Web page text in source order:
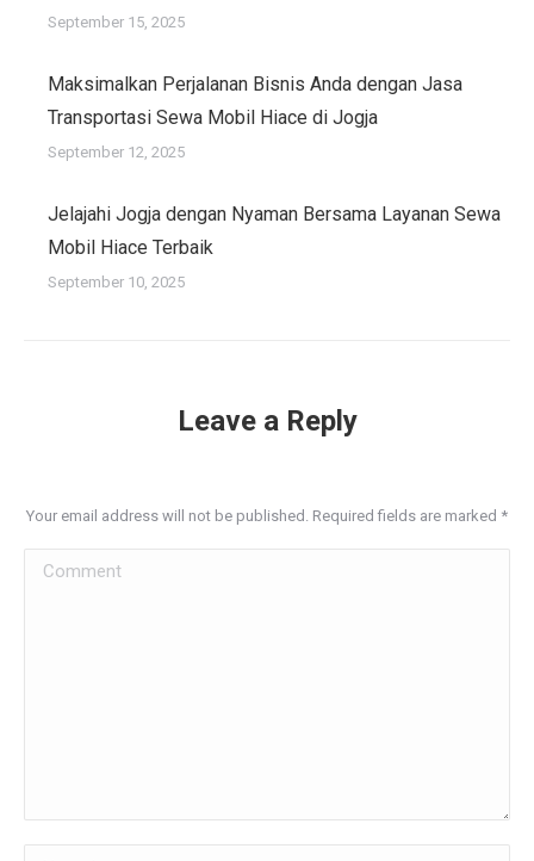
September 15, 2025
Maksimalkan Perjalanan Bisnis Anda dengan Jasa
Transportasi Sewa Mobil Hiace di Jogja
September 12, 2025
Jelajahi Jogja dengan Nyaman Bersama Layanan Sewa
Mobil Hiace Terbaik
September 10, 2025
Leave a Reply
Your email address will not be published. Required fields are marked *
Comment